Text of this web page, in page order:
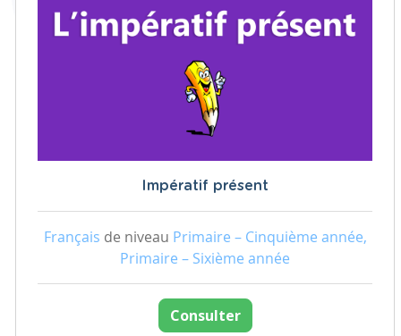
Impératif présent
Français de niveau Primaire – Cinquième année,
Primaire – Sixième année
Consulter